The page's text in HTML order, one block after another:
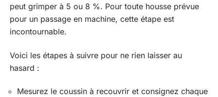
peut grimper à 5 ou 8 %. Pour toute housse prévue
pour un passage en machine, cette étape est
incontournable.
Voici les étapes à suivre pour ne rien laisser au
hasard :
Mesurez le coussin à recouvrir et consignez chaque